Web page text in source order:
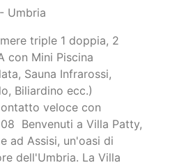
Umbria
triple 1 doppia, 2
con Mini Piscina
Sauna Infrarossi,
Biliardino ecc.)
veloce con
Benvenuti a Villa Patty,
ad Assisi, un'oasi di
dell'Umbria. La Villa